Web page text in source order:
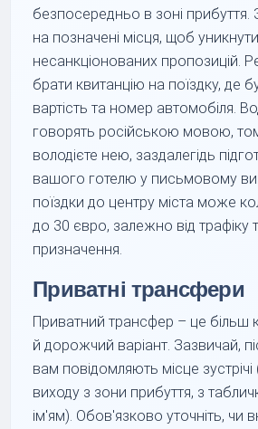
безпосередньо в зоні прибуття.
на позначені місця, щоб уникнути
несанкціонованих пропозицій.
брати квитанцію на поїздку, де
вартість та номер автомобіля.
говорять російською мовою,
володієте нею, заздалегідь
вашого готелю у письмовому
поїздки до центру міста може
до 30 євро, залежно від трафіку
призначення.
Приватні трансфери
Приватний трансфер – це більш
й дорожчий варіант. Зазвичай,
вам повідомляють місце зустрічі
виходу з зони прибуття, з
ім'ям). Обов'язково уточніть, чи